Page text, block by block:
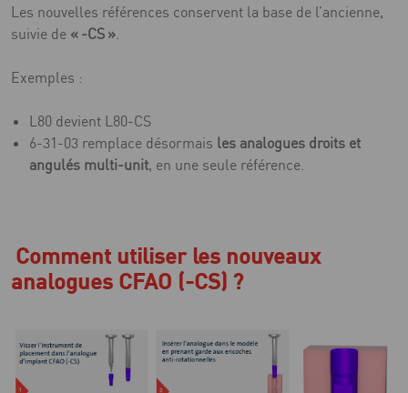
Les nouvelles références conservent la base de l’ancienne,
suivie de « -CS »
Exemples :
L80 devient L80-CS
6-31-03 remplace désormais les analogues droits et
angulés multi-unit, en une seule référence.
Comment utiliser les nouveaux
analogues CFAO (-CS) ?